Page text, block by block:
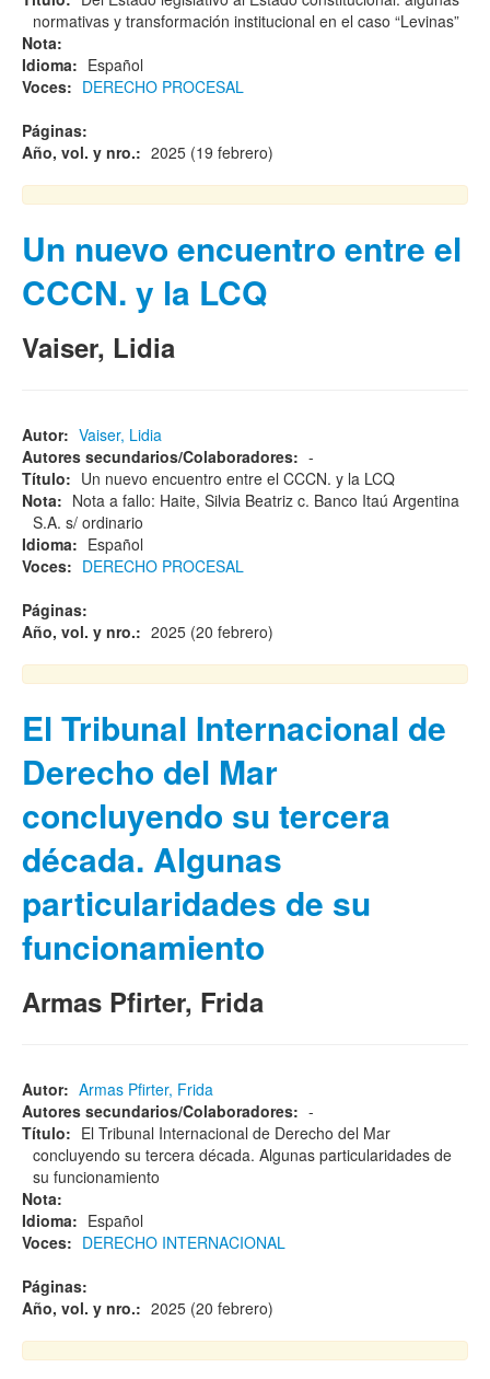
normativas y transformación institucional en el caso “Levinas”
Nota:
Idioma: Español
Voces: DERECHO PROCESAL
Páginas:
Año, vol. y nro.: 2025 (19 febrero)
Un nuevo encuentro entre el
CCCN. y la LCQ
Vaiser, Lidia
Autor: Vaiser, Lidia
Autores secundarios/Colaboradores: -
Título: Un nuevo encuentro entre el CCCN. y la LCQ
Nota: Nota a fallo: Haite, Silvia Beatriz c. Banco Itaú Argentina
S.A. s/ ordinario
Idioma: Español
Voces: DERECHO PROCESAL
Páginas:
Año, vol. y nro.: 2025 (20 febrero)
El Tribunal Internacional de
Derecho del Mar
concluyendo su tercera
década. Algunas
particularidades de su
funcionamiento
Armas Pfirter, Frida
Autor: Armas Pfirter, Frida
Autores secundarios/Colaboradores: -
Título: El Tribunal Internacional de Derecho del Mar
concluyendo su tercera década. Algunas particularidades de
su funcionamiento
Nota:
Idioma: Español
Voces: DERECHO INTERNACIONAL
Páginas:
Año, vol. y nro.: 2025 (20 febrero)